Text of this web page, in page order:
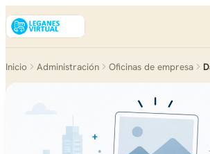
Inicio Administración Oficinas de empresa